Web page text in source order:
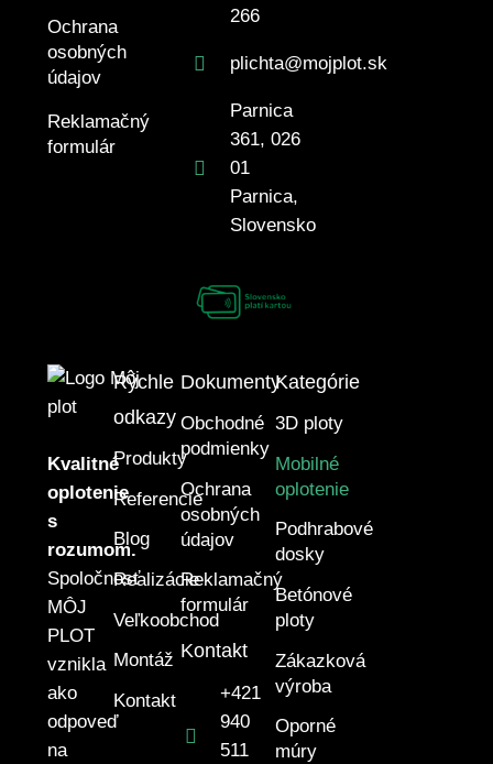
Ochrana
osobných
údajov
Reklamačný
formulár
266
plichta@mojplot.sk
Parnica
361, 026
01
Parnica,
Slovensko
Kvalitné
oplotenie
s
rozumom.
Spoločnosť
MÔJ
PLOT
vznikla
ako
odpoveď
na
Rýchle
odkazy
Produkty
Referencie
Blog
Realizácie
Veľkoobchod
Montáž
Kontakt
Kategórie
3D ploty
Mobilné
oplotenie
Podhrabové
dosky
Betónové
ploty
Zákazková
výroba
Oporné
múry
Dokumenty
Obchodné
podmienky
Ochrana
osobných
údajov
Reklamačný
formulár
Kontakt
+421
940
511